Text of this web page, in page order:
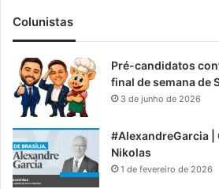
Colunistas
Pré-candidatos
final de semana de
3 de junho de 2026
#AlexandreGarcia |
Nikolas
1 de fevereiro de 2026